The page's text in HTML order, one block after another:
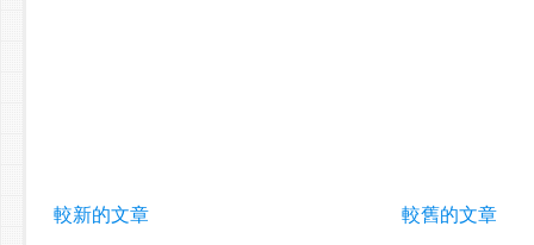
較新的文章 較舊的文章